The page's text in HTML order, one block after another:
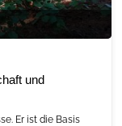
und
Er ist die Basis